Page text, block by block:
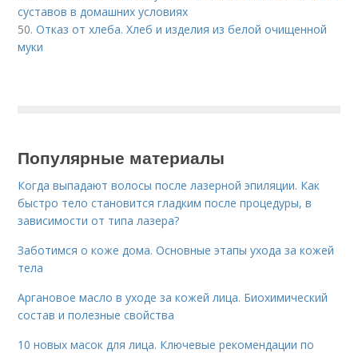
суставов в домашних условиях
50.Отказ от хлеба. Хлеб и изделия из белой очищенной
муки
Популярные материалы
Когда выпадают волосы после лазерной эпиляции. Как
быстро тело становится гладким после процедуры, в
зависимости от типа лазера?
Заботимся о коже дома. Основные этапы ухода за кожей
тела
Аргановое масло в уходе за кожей лица. Биохимический
состав и полезные свойства
10 новых масок для лица. Ключевые рекомендации по